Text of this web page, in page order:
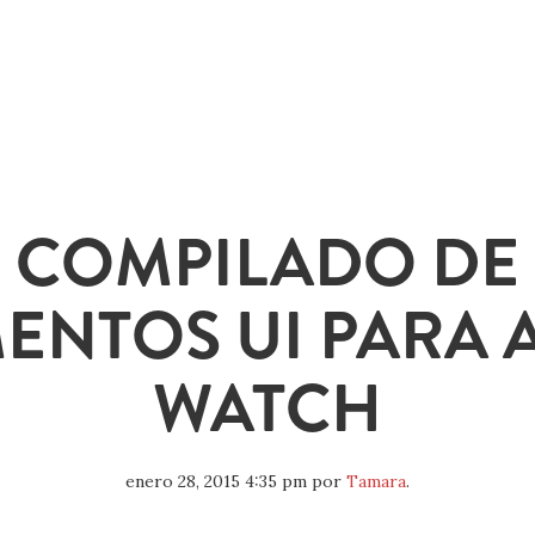
COMPILADO DE
UI PARA
WATCH
enero 28, 2015 4:35 pm por Tamara.